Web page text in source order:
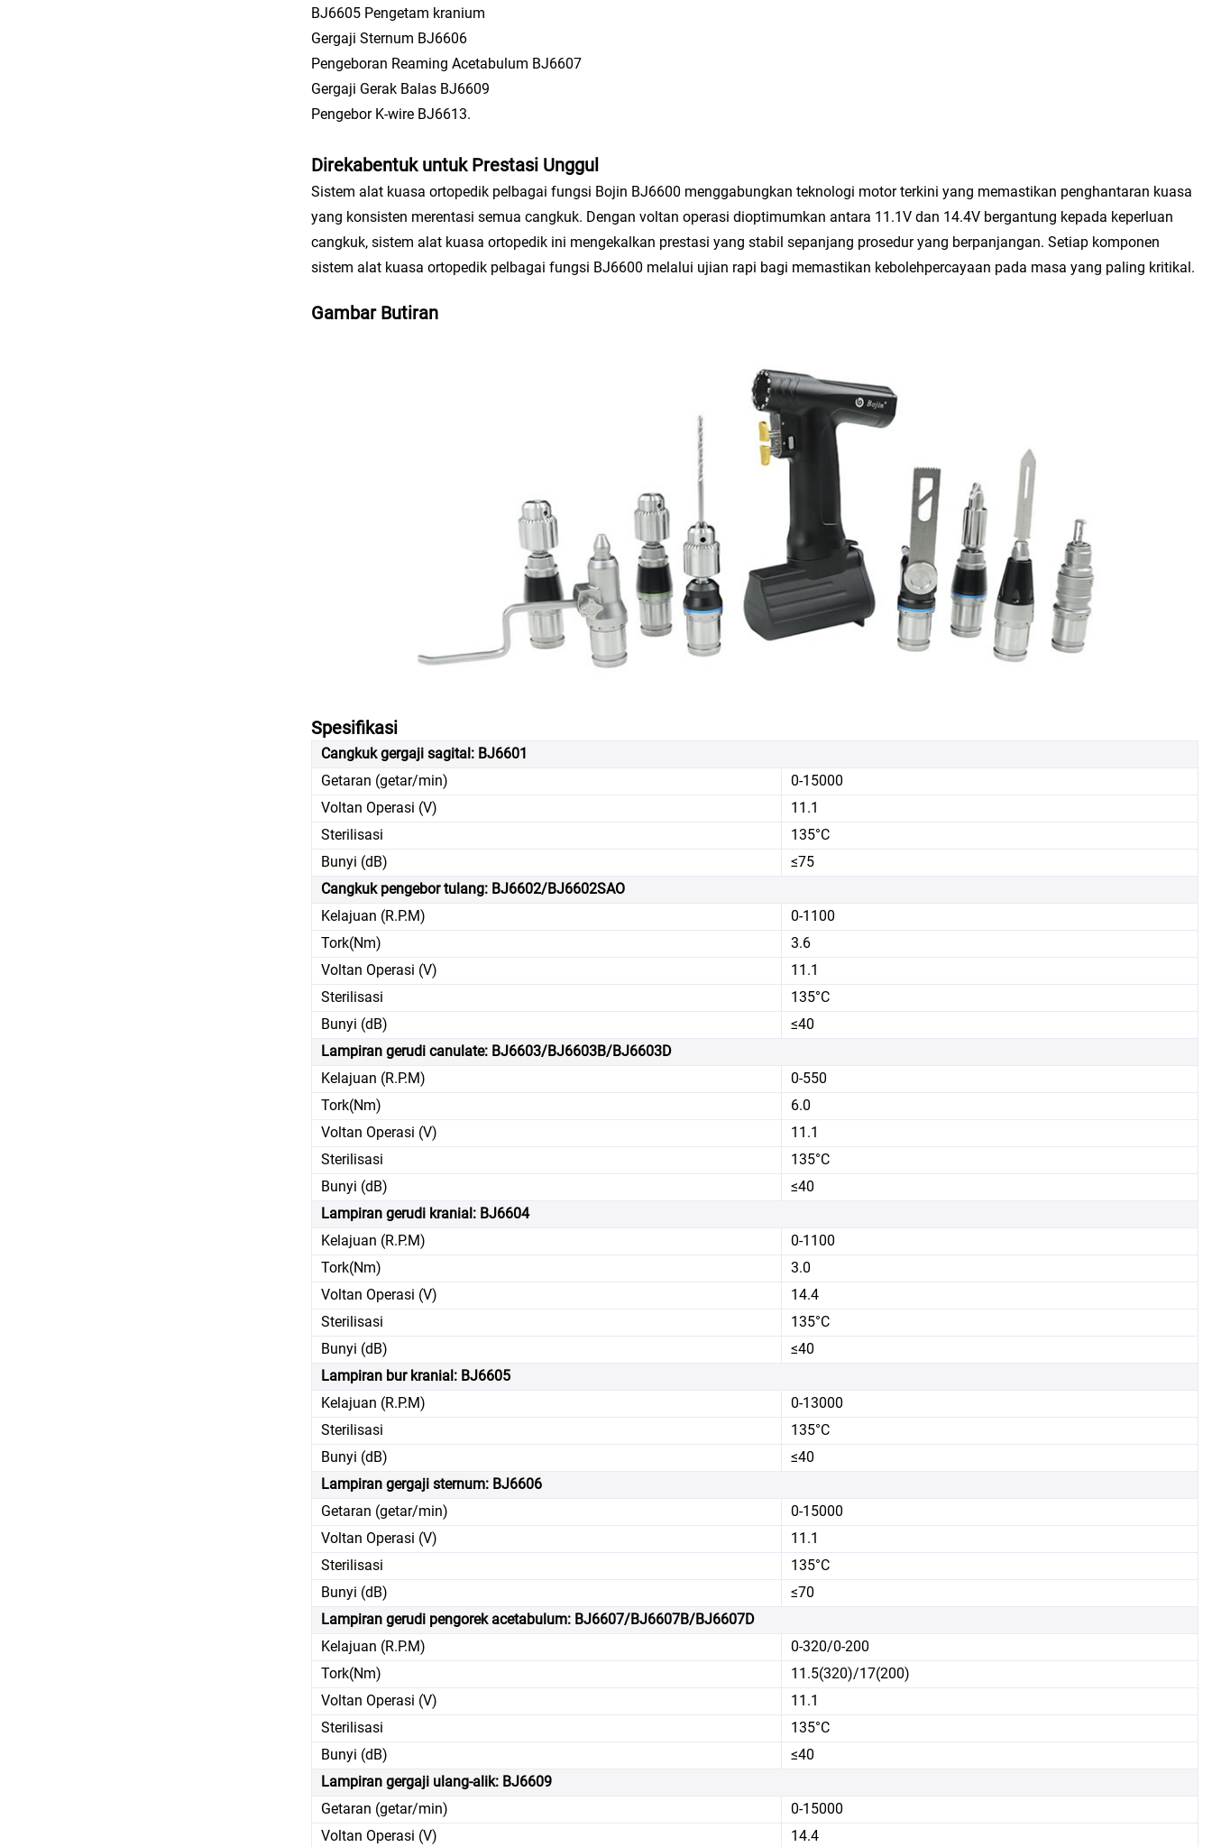
BJ6605 Pengetam kranium
Gergaji Sternum BJ6606
Pengeboran Reaming Acetabulum BJ6607
Gergaji Gerak Balas BJ6609
Pengebor K-wire BJ6613.
Direkabentuk untuk Prestasi Unggul
Sistem alat kuasa ortopedik pelbagai fungsi Bojin BJ6600 menggabungkan teknologi motor terkini yang memastikan penghantaran kuasa
yang konsisten merentasi semua cangkuk. Dengan voltan operasi dioptimumkan antara 11.1V dan 14.4V bergantung kepada keperluan
cangkuk, sistem alat kuasa ortopedik ini mengekalkan prestasi yang stabil sepanjang prosedur yang berpanjangan. Setiap komponen
sistem alat kuasa ortopedik pelbagai fungsi BJ6600 melalui ujian rapi bagi memastikan kebolehpercayaan pada masa yang paling kritikal.
Gambar Butiran
Spesifikasi
Cangkuk gergaji sagital: BJ6601
Getaran (getar/min)
0-15000
Voltan Operasi (V)
11.1
Sterilisasi
135°C
Bunyi (dB)
≤75
Cangkuk pengebor tulang: BJ6602/BJ6602SAO
Kelajuan (R.P.M)
0-1100
Tork(Nm)
3.6
Voltan Operasi (V)
11.1
Sterilisasi
135°C
Bunyi (dB)
≤40
Lampiran gerudi canulate: BJ6603/BJ6603B/BJ6603D
Kelajuan (R.P.M)
0-550
Tork(Nm)
6.0
Voltan Operasi (V)
11.1
Sterilisasi
135°C
Bunyi (dB)
≤40
Lampiran gerudi kranial: BJ6604
Kelajuan (R.P.M)
0-1100
Tork(Nm)
3.0
Voltan Operasi (V)
14.4
Sterilisasi
135°C
Bunyi (dB)
≤40
Lampiran bur kranial: BJ6605
Kelajuan (R.P.M)
0-13000
Sterilisasi
135°C
Bunyi (dB)
≤40
Lampiran gergaji sternum: BJ6606
Getaran (getar/min)
0-15000
Voltan Operasi (V)
11.1
Sterilisasi
135°C
Bunyi (dB)
≤70
Lampiran gerudi pengorek acetabulum: BJ6607/BJ6607B/BJ6607D
Kelajuan (R.P.M)
0-320/0-200
Tork(Nm)
11.5(320)/17(200)
Voltan Operasi (V)
11.1
Sterilisasi
135°C
Bunyi (dB)
≤40
Lampiran gergaji ulang-alik: BJ6609
Getaran (getar/min)
0-15000
Voltan Operasi (V)
14.4